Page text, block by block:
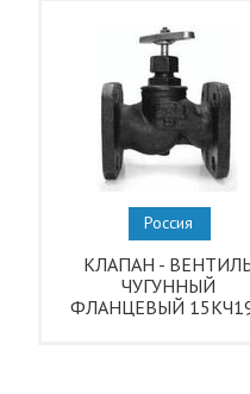
Россия
КЛАПАН -
ЧУГУННЫЙ
ФЛАНЦЕВЫЙ